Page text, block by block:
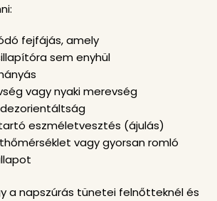
fejfájás, amely
sem enyhül
vagy nyaki merevség
eszméletvesztés (ájulás)
vagy gyorsan romló
a napszúrás tünetei felnőtteknél és